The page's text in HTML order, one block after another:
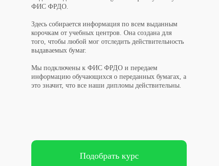
ФИС ФРДО.
Здесь собирается информация по всем выданным
корочкам от учебных центров. Она создана для
того, чтобы любой мог отследить действительность
выдаваемых бумаг.
Мы подключены к ФИС ФРДО и передаем
информацию обучающихся о переданных бумагах, а
это значит, что все наши дипломы действительны.
Подобрать курс